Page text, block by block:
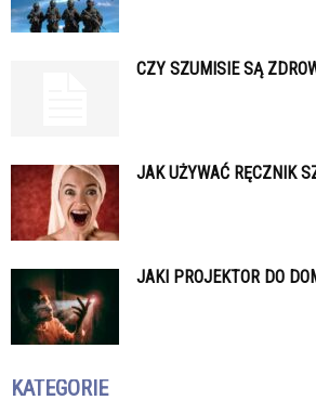
CZY SZUMISIE SĄ
JAK UŻYWAĆ RĘCZNIK
JAKI PROJEKTOR DO
KATEGORIE